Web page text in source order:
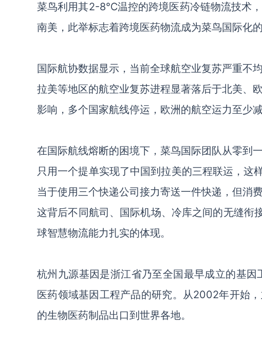
菜鸟利用其2-8℃温控的跨境医药冷链物流技术
南美，此举标志着跨境医药物流成为菜鸟国际化的
国际航协数据显示，当前全球航空业复苏严重不
拉美等地区的航空业复苏进程显著落后于北美、
影响，多个国家航线停运，欧洲的航空运力至少
在国际航线熔断的困境下，菜鸟国际团队从零到
只用一个提单实现了中国到拉美的三程联运，这
当于使用三个快递公司接力寄送一件快递，但消
这背后不同航司、国际机场、冷库之间的无缝
球智慧物流能力扎实的体现。
杭州九源基因是浙江省乃至全国最早成立的基因
医药领域基因工程产品的研究。从2002年开始
的生物医药制品出口到世界各地。